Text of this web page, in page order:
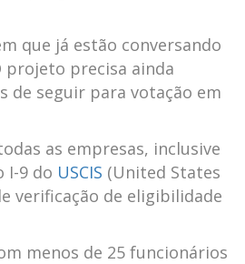
que já estão conversando
projeto precisa ainda
de seguir para votação em
as empresas, inclusive
I-9 do USCIS (United States
verificação de eligibilidade
menos de 25 funcionários